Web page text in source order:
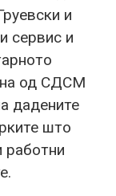
и
сервис и
од СДСМ
дадените
што
работни